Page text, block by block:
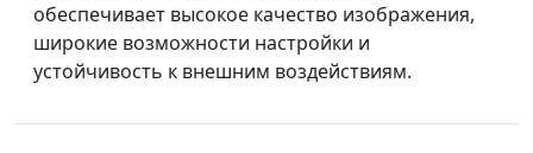
обеспечивает высокое качество изображения,
широкие возможности настройки и
устойчивость к внешним воздействиям.